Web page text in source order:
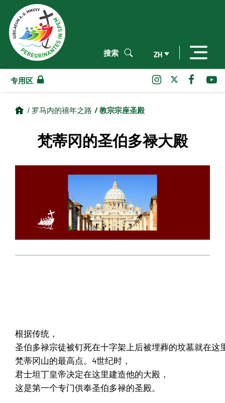
ZH
搜索
专用区
/ 罗马内的禧年之路 / 教宗宗座圣殿
梵蒂冈的圣伯多禄大殿
根据传统，
圣伯多禄宗徒被钉死在十字架上后被埋葬的坟墓就在这
梵蒂冈山的最高点。4世纪时，
君士坦丁皇帝决定在这里建造他的大殿，
这是第一个专门供奉圣伯多禄的圣殿。